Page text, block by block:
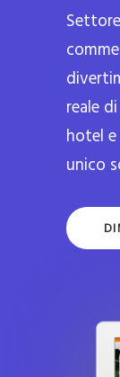
reale
hotel
unico